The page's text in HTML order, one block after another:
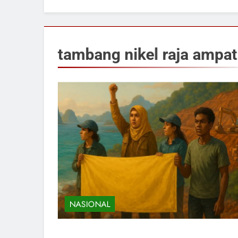
tambang nikel raja ampat
NASIONAL